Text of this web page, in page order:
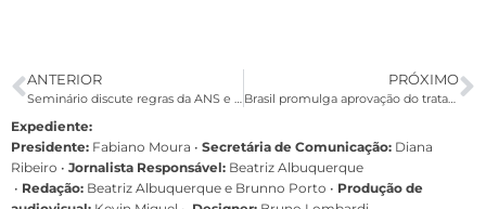
ANTERIOR PRÓXIMO
Brasil promulga aprovação do tratado da Unasul e vira membro pleno
Expediente:
Presidente: Fabiano Moura • Secretária de Comunicação: Diana
Ribeiro • Jornalista Responsável: Beatriz Albuquerque
• Redação: Beatriz Albuquerque e Brunno Porto • Produção de